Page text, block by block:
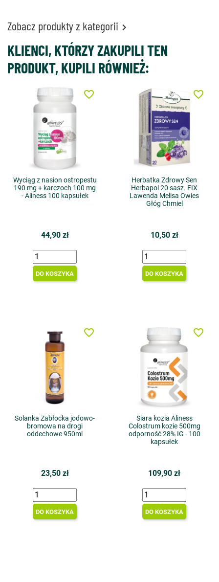
Zobacz produkty z kategorii 
KLIENCI, KTÓRZY ZAKUPILI TEN
PRODUKT, KUPILI RÓWNIEŻ:
Wyciąg z nasion ostropestu
190 mg + karczoch 100 mg
- Aliness 100 kapsułek
44,90 zł
DO KOSZYKA
favorite_border
Herbatka Zdrowy Sen
Herbapol 20 sasz. FIX
Lawenda Melisa Owies
Głóg Chmiel
10,50 zł
DO KOSZYKA
favorite_border
Solanka Zabłocka jodowo-
bromowa na drogi
oddechowe 950ml
23,50 zł
DO KOSZYKA
favorite_border
Siara kozia Aliness
Colostrum kozie 500mg
odporność 28% IG - 100
kapsułek
109,90 zł
DO KOSZYKA
favorite_border